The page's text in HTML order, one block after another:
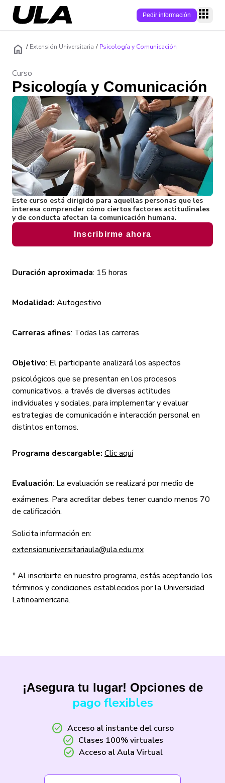
Pedir información
Modalidad
Área
Nivel académico
Campus
Campus
Campus online
Campus físicos
Conecta
Quiénes somos
Empleabilidad
Modelo
Alumni
Claustro
Blog
Admisión
Soy estudiante
Becas/
Preguntas
Admisiones
Soy Estudiante
home / Extensión Universitaria / Psicología y Comunicación
Curso
Psicología y Comunicación
Este curso está dirigido para aquellas personas que les
interesa comprender cómo ciertos factores actitudinales
y de conducta afectan la comunicación humana.
Inscribirme ahora
Duración aproximada: 15 horas
Modalidad: Autogestivo
Carreras afines: Todas las carreras
Objetivo: El participante analizará los aspectos
psicológicos que se presentan en los procesos
comunicativos, a través de diversas actitudes
individuales y sociales, para implementar y evaluar
estrategias de comunicación e interacción personal en
distintos entornos.
Programa descargable: Clic aquí
Evaluación: La evaluación se realizará por medio de
exámenes. Para acreditar debes tener cuando menos 70
de calificación.
Solicita información en:
extensionuniversitariaula@ula.edu.mx
* Al inscribirte en nuestro programa, estás aceptando los
términos y condiciones establecidos por la Universidad
Latinoamericana.
¡Asegura tu lugar! Opciones de
pago flexibles
check_circle Acceso al instante del curso
check_circle Clases 100% virtuales
check_circle Acceso al Aula Virtual